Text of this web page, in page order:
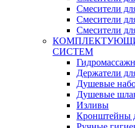
Смесители
Смесители
Смесители
СИСТЕМ
Держатели
Душевые
Душевые
Изливы
Кронштейны